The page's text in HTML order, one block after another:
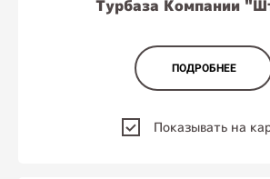
Турбаза Компании
ПОДРОБНЕЕ
Показывать на